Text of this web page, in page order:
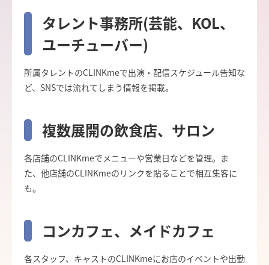
タレント事務所(芸能、KOL、
ユーチューバー)
所属タレントのCLINKmeで出演・配信スケジュール告知な
ど、SNSでは流れてしまう情報を掲載。
複数展開の飲食店、サロン
各店舗のCLINKmeでメニューや営業日などを管理。ま
た、他店舗のCLINKmeのリンクを貼ることで相互集客に
も。
コンカフェ、メイドカフェ
各スタッフ、キャストのCLINKmeにお店のイベントや出勤